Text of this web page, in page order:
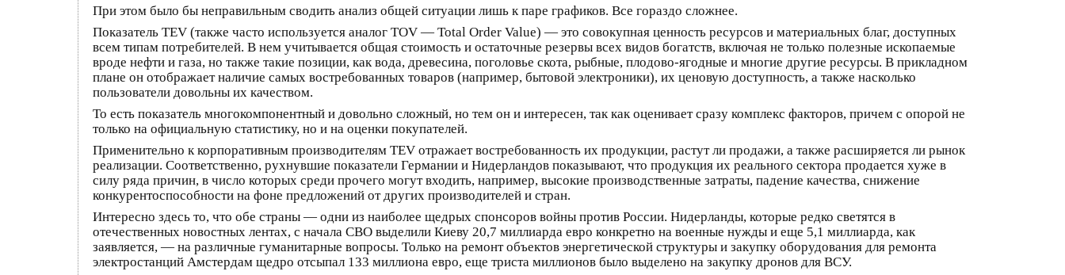
При этом было бы неправильным сводить анализ общей ситуации лишь к паре графиков. Все гораздо сложнее.
Показатель TEV (также часто используется аналог TOV — Total Order Value) — это совокупная ценность ресурсов и материальных благ, доступных
всем типам потребителей. В нем учитывается общая стоимость и остаточные резервы всех видов богатств, включая не только полезные ископаемые
вроде нефти и газа, но также такие позиции, как вода, древесина, поголовье скота, рыбные, плодово-ягодные и многие другие ресурсы. В прикладном
плане он отображает наличие самых востребованных товаров (например, бытовой электроники), их ценовую доступность, а также насколько
пользователи довольны их качеством.
То есть показатель многокомпонентный и довольно сложный, но тем он и интересен, так как оценивает сразу комплекс факторов, причем с опорой не
только на официальную статистику, но и на оценки покупателей.
Применительно к корпоративным производителям TEV отражает востребованность их продукции, растут ли продажи, а также расширяется ли рынок
реализации. Соответственно, рухнувшие показатели Германии и Нидерландов показывают, что продукция их реального сектора продается хуже в
силу ряда причин, в число которых среди прочего могут входить, например, высокие производственные затраты, падение качества, снижение
конкурентоспособности на фоне предложений от других производителей и стран.
Интересно здесь то, что обе страны — одни из наиболее щедрых спонсоров войны против России. Нидерланды, которые редко светятся в
отечественных новостных лентах, с начала СВО выделили Киеву 20,7 миллиарда евро конкретно на военные нужды и еще 5,1 миллиарда, как
заявляется, — на различные гуманитарные вопросы. Только на ремонт объектов энергетической структуры и закупку оборудования для ремонта
электростанций Амстердам щедро отсыпал 133 миллиона евро, еще триста миллионов было выделено на закупку дронов для ВСУ.